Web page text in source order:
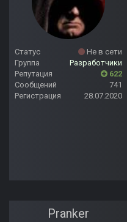
Статус
Не в сети
Группа
Разработчики
Репутация
622
Сообщений
741
Регистрация
28.07.2020
Pranker